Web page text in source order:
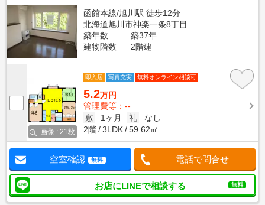
函館本線/旭川駅 徒歩12分
北海道旭川市神楽一条8丁目
築年数
築37年
建物階数
2階建
画像 : 21枚
即入居 写真充実 無料オンライン相談可
5.2万円
管理費等：--
敷
1ヶ月 礼
なし
2階
3LDK 59.62㎡
空室確認 無料 電話で問合せ
お店にLINEで相談する 無料